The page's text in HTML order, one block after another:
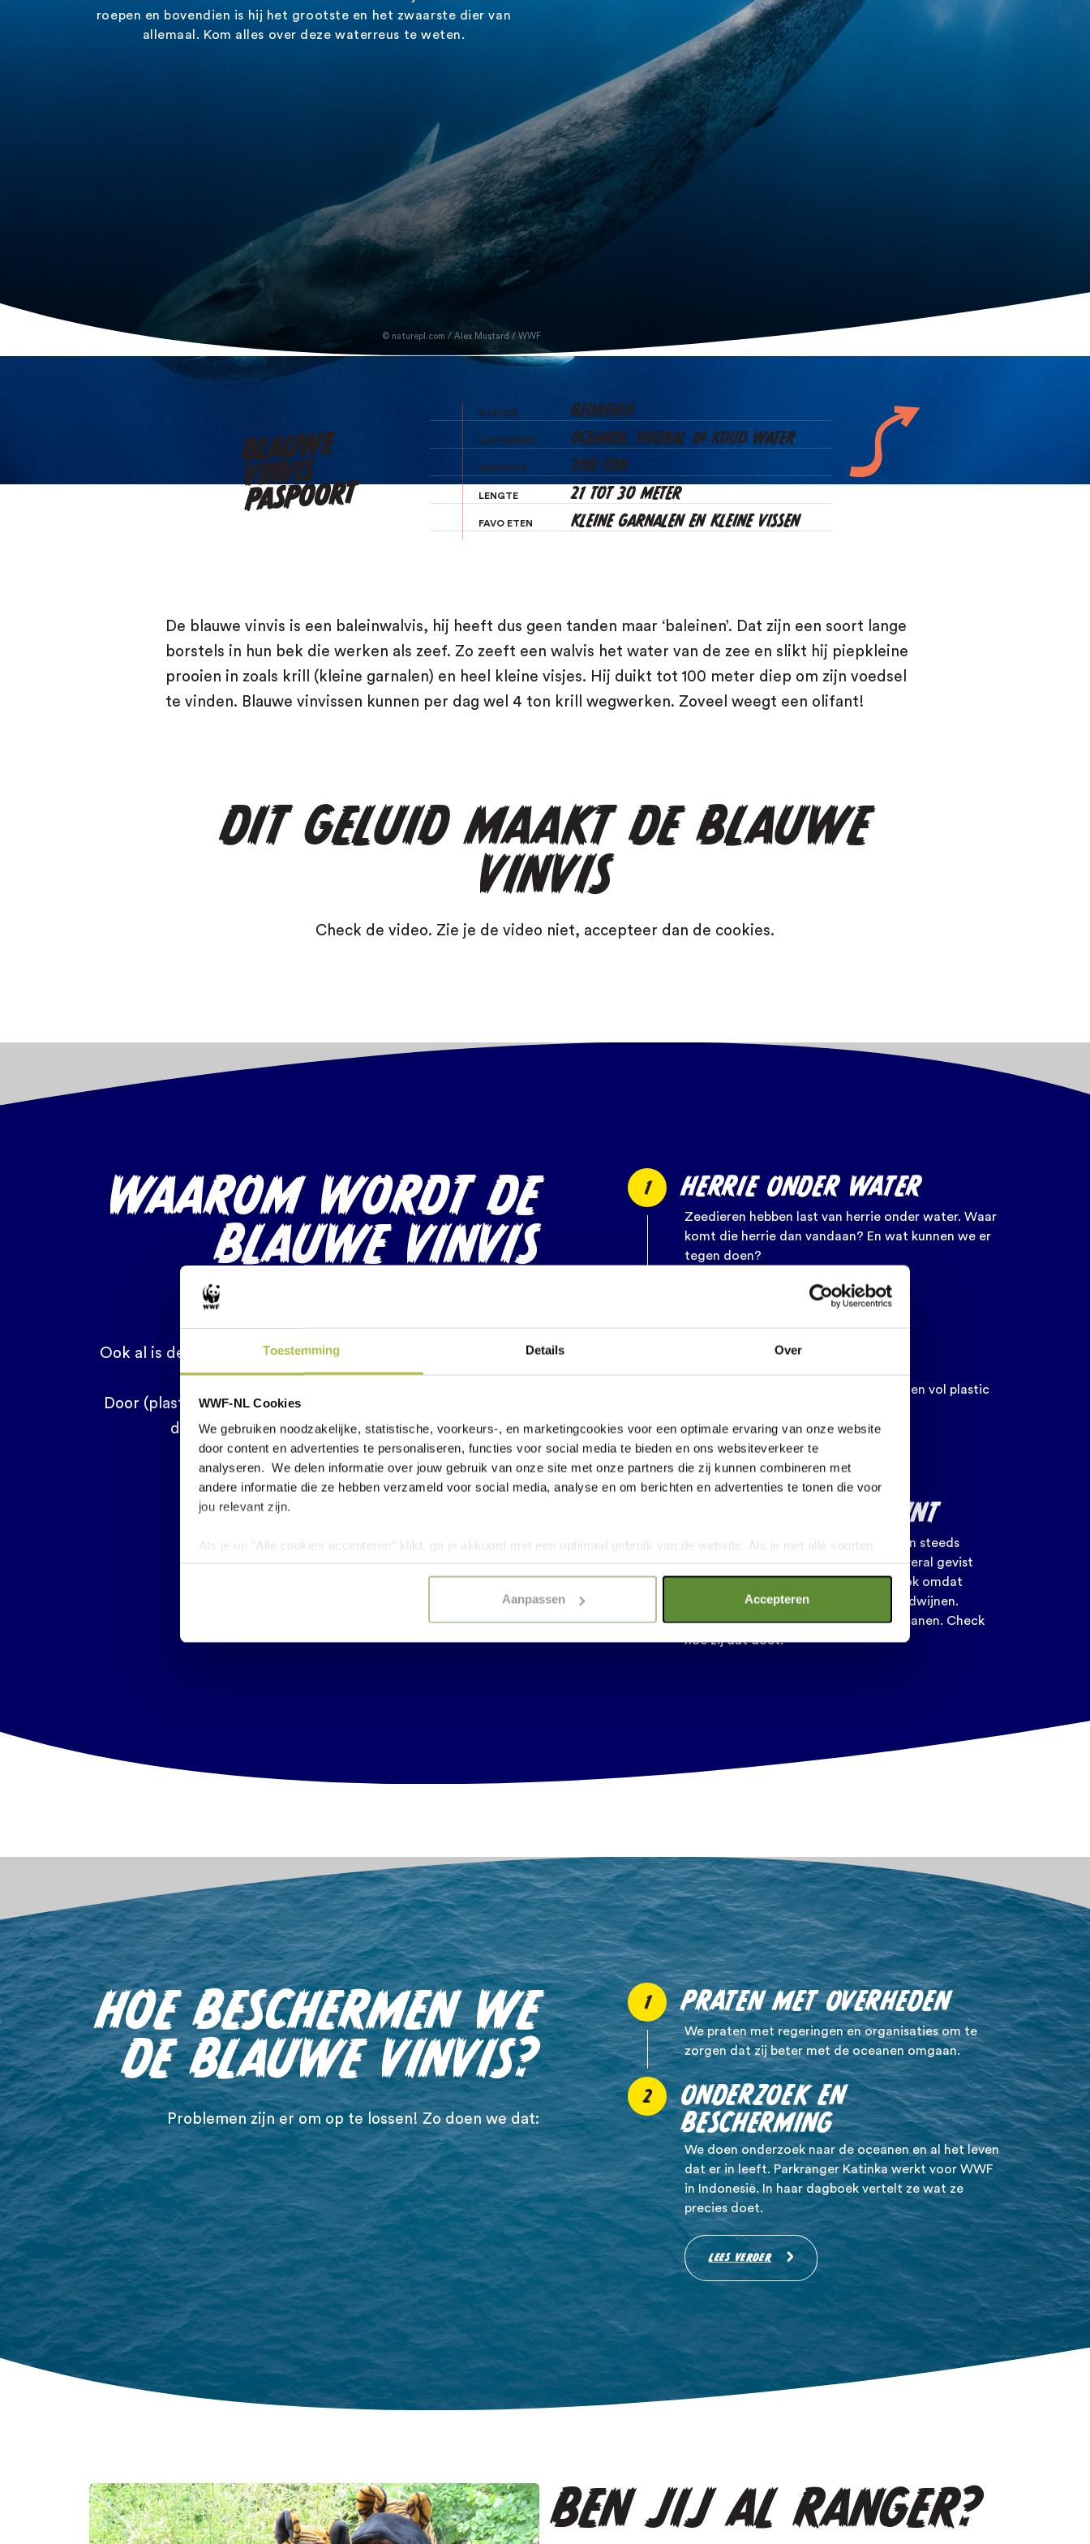
Toestemming Details Over
WWF-NL Cookies
We gebruiken noodzakelijke, statistische, voorkeurs-, en marketingcookies voor een optimale ervaring van onze website
door content en advertenties te personaliseren, functies voor social media te bieden en ons websiteverkeer te
analyseren. We delen informatie over jouw gebruik van onze site met onze partners die zij kunnen combineren met
andere informatie die ze hebben verzameld voor social media, analyse en om berichten en advertenties te tonen die voor
jou relevant zijn.
Als je op "Alle cookies accepteren" klikt, ga je akkoord met een optimaal gebruik van de website. Als je niet alle soorten
cookies wilt toestaan, maak dan jouw keuze in "selectie toestaan" of "alleen noodzakelijke cookies", wat wel gevolgen kan
Aanpassen Accepteren
naturepl.com / Alex Mustard / WWF
roepen en bovendien is hij het grootste en het zwaarste dier van
allemaal. Kom alles over deze waterreus te weten.
BLAU
WE
VINVIS
PASPOORT
STATUS BEDREIGD
LEEFGEBIED OCEANEN, VOORAL IN KOUD WATER
GEWICHT 200 TON
LENGTE 21 TOT 30 METER
FAVO ETEN KLEINE GARNALEN EN KLEINE VISSEN
De blauwe vinvis is een baleinwalvis, hij heeft dus geen tanden maar ‘baleinen’. Dat zijn een soort lange
borstels in hun bek die werken als zeef. Zo zeeft een walvis het water van de zee en slikt hij piepkleine
prooien in zoals krill (kleine garnalen) en heel kleine visjes. Hij duikt tot 100 meter diep om zijn voedsel
te vinden. Blauwe vinvissen kunnen per dag wel 4 ton krill wegwerken. Zoveel weegt een olifant!
DIT GELUID MAAKT DE BLAUWE
VINVIS
Check de video. Zie je de video niet, accepteer dan de cookies.
WAAROM WORDT DE
BLAUWE VINVIS
Ook al is de blauwe vinvis nog zo groot en krachtig, hij wordt
toch bedreigd.
Door (plastic)vervuiling in de zee, jacht, klimaatverandering,
de scheepsvaart, geluidsoverlast en het verlies van
leefgebied.
1 HERRIE ONDER WATER
Zeedieren hebben last van herrie onder water. Waar
komt die herrie dan vandaan? En wat kunnen we er
tegen doen?
PLASTIC SOEP
Elk uur belanden er bijna 10 zwembaden vol plastic
LEEFGEBIED VERDWIJNT
Walvissen en andere zeedieren hebben steeds
minder plek om te leven. Omdat er overal gevist
wordt en overal boten varen. Maar ook omdat
bijvoorbeeld koraal of mangroves verdwijnen.
Parkranger Katinka beschermt de oceanen. Check
hoe zij dat doet.
HOE BESCHERMEN WE
DE BLAUWE VINVIS?
Problemen zijn er om op te lossen! Zo doen we dat:
1 PRATEN MET OVERHEDEN
We praten met regeringen en organisaties om te
zorgen dat zij beter met de oceanen omgaan.
2
ONDERZOEK EN
BESCHERMING
We doen onderzoek naar de oceanen en al het leven
dat er in leeft. Parkranger Katinka werkt voor WWF
in Indonesië. In haar dagboek vertelt ze wat ze
precies doet.
LEES VERDER
BEN JIJ AL RANGER?